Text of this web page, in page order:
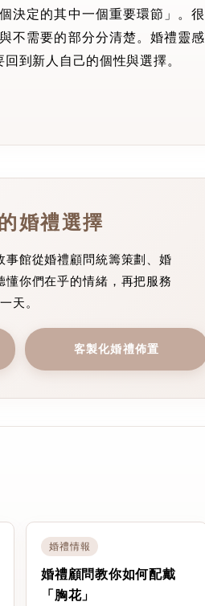
決定的其中一個重要環節」。很
不需要的部分分清楚。婚禮靈感
到新人自己的個性與選擇。
婚禮選擇
館從婚禮顧問統籌策劃、婚
你們在乎的情緒，再把服務
天。
客製化婚禮佈置
婚禮情報
婚禮顧問教你如何配戴
「胸花」